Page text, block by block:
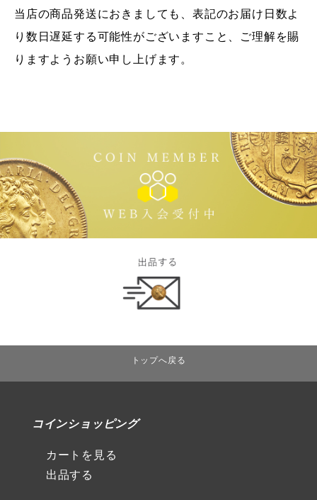
当店の商品発送におきましても、表記のお届け日数よ
り数日遅延する可能性がございますこと、ご理解を賜
りますようお願い申し上げます。
トップへ戻る
コインショッピング
カートを見る
出品する